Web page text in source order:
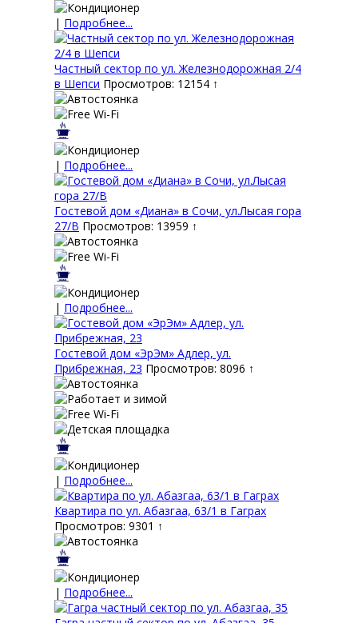
| Подробнее...
Частный сектор по ул. Железнодорожная 2/4
в Шепси Просмотров: 12154 ↑
| Подробнее...
Гостевой дом «Диана» в Сочи, ул.Лысая гора
27/В Просмотров: 13959 ↑
| Подробнее...
Гостевой дом «ЭрЭм» Адлер, ул.
Прибрежная, 23 Просмотров: 8096 ↑
| Подробнее...
Квартира по ул. Абазгаа, 63/1 в Гаграх
Просмотров: 9301 ↑
| Подробнее...